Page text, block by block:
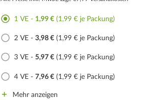
1 VE - 1,99 € (1,99 € je Packung)
2 VE -3,98 € (1,99 € je Packung)
3 VE -5,97 € (1,99 € je Packung)
4 VE -7,96 € (1,99 € je Packung)
Mehr anzeigen